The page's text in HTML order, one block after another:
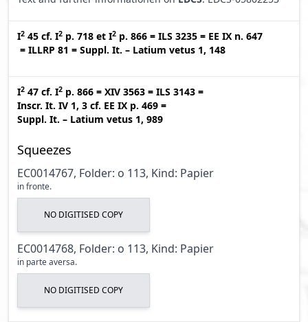
I2 45 cf. I2 p. 718 et I2 p. 866 = ILS 3235 = EE IX n. 647
= ILLRP 81 = Suppl. It. – Latium vetus 1, 148
I2 47 cf. I2 p. 866 = XIV 3563 = ILS 3143 =
Inscr. It. IV 1, 3 cf. EE IX p. 469 =
Suppl. It. – Latium vetus 1, 989
Squeezes
EC0014767, Folder: o 113, Kind: Papier
in fronte.
NO DIGITISED COPY
EC0014768, Folder: o 113, Kind: Papier
in parte aversa.
NO DIGITISED COPY